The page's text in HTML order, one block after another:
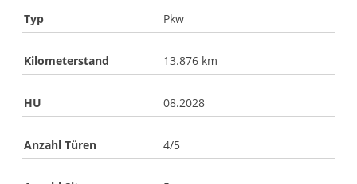
Typ Pkw
Kilometerstand 13.876 km
HU 08.2028
Anzahl Türen 4/5